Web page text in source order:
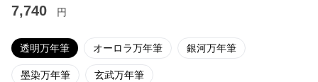
7,740 円
透明万年筆 オーロラ万年筆 銀河万年筆
墨染万年筆 玄武万年筆